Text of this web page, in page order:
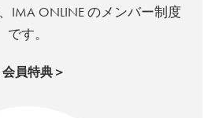
、IMA ONLINE のメンバー制度
です。
会員特典＞